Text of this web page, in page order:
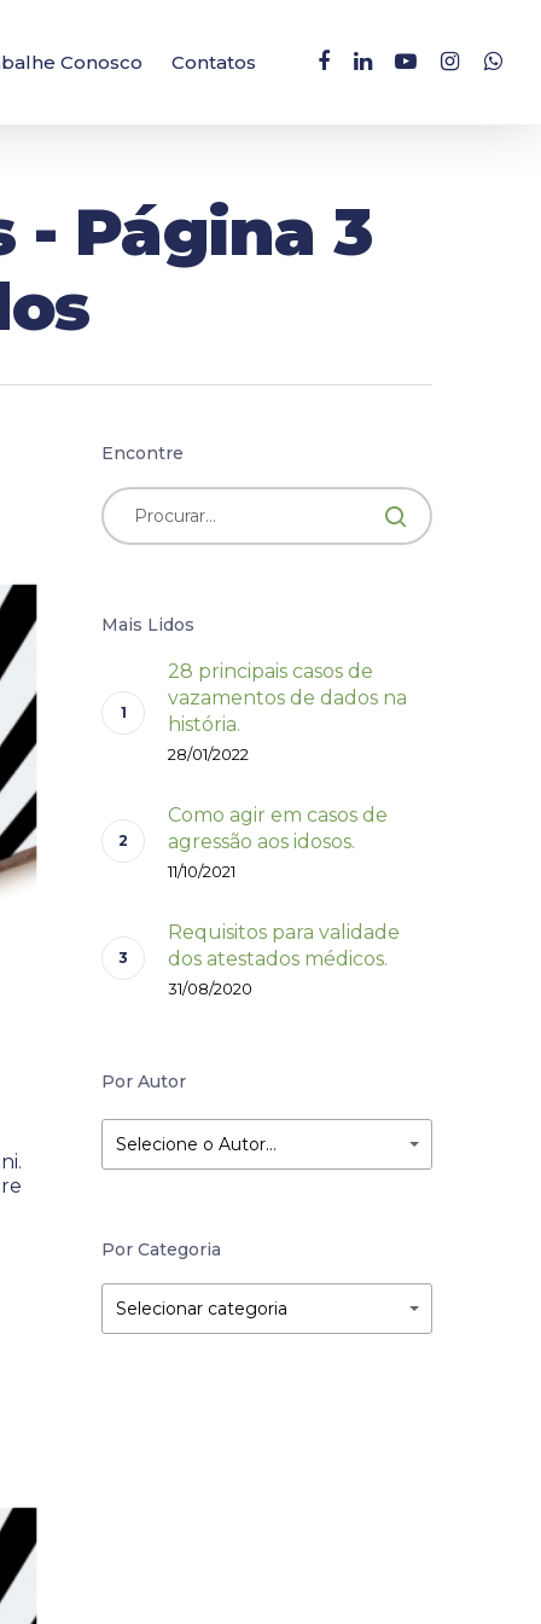
Conosco Contatos facebooklinkedinyoutubeinstagram
- Página 3
Encontre
Mais Lidos
28 principais casos de
vazamentos de dados na
história.
28/01/2022
Como agir em casos de
agressão aos idosos.
11/10/2021
Requisitos para validade
dos atestados médicos.
31/08/2020
Por Autor
Selecione o Autor…
Por Categoria
Por
Categoria
Selecionar categoria
Categoria